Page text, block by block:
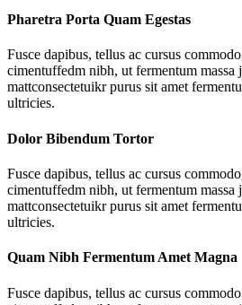
Pharetra Porta Quam Egestas
Fusce dapibus, tellus ac cursus
cimentuffedm nibh, ut fermentum massa
mattconsectetuikr purus sit amet
ultricies.
Dolor Bibendum Tortor
Fusce dapibus, tellus ac cursus
cimentuffedm nibh, ut fermentum massa
mattconsectetuikr purus sit amet
ultricies.
Quam Nibh Fermentum Amet Magna
Fusce dapibus, tellus ac cursus